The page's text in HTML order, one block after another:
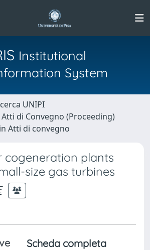
Institutional
System
UNIPI
di Convegno (Proceeding)
Atti di convegno
cogeneration plants
size gas turbines
Scheda completa